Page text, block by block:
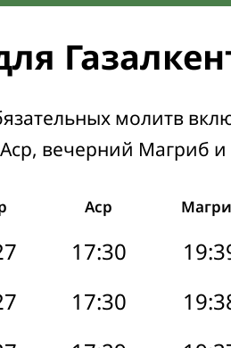
молитв
вечерний Магриб
Аср
17:30
17:30